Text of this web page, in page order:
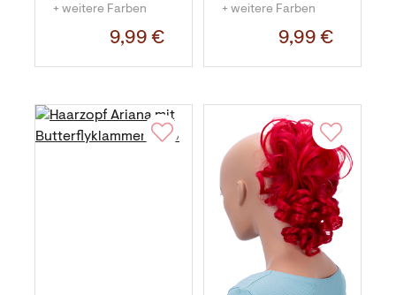
+ weitere Farben
9,99 €
+ weitere Farben
9,99 €